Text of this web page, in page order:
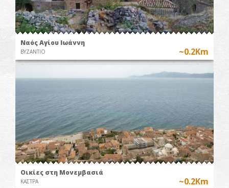
Ναός Αγίου Ιωάννη
ΒΥΖΑΝΤΙΟ ~0.2Km
Οικίες στη Μονεμβασιά
ΚΑΣΤΡΑ ~0.2Km